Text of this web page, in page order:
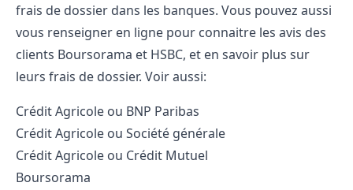
frais de dossier dans les banques. Vous pouvez aussi
vous renseigner en ligne pour connaitre les avis des
clients Boursorama et HSBC, et en savoir plus sur
leurs frais de dossier. Voir aussi:
Crédit Agricole ou BNP Paribas
Crédit Agricole ou Société générale
Crédit Agricole ou Crédit Mutuel
Boursorama